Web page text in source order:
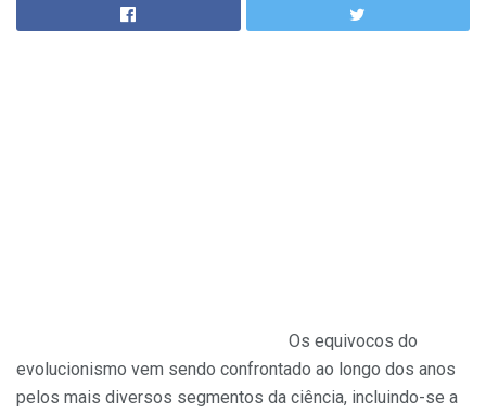
Os equivocos do
evolucionismo vem sendo confrontado ao longo dos anos
pelos mais diversos segmentos da ciência, incluindo-se a